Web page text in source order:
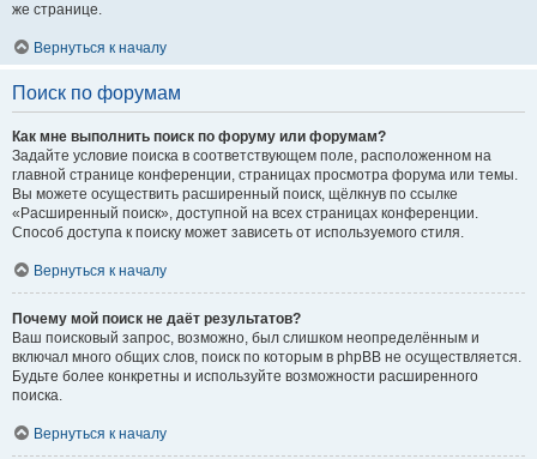
же странице.
Вернуться к началу
Поиск по форумам
Как мне выполнить поиск по форуму или форумам?
Задайте условие поиска в соответствующем поле, расположенном на
главной странице конференции, страницах просмотра форума или темы.
Вы можете осуществить расширенный поиск, щёлкнув по ссылке
«Расширенный поиск», доступной на всех страницах конференции.
Способ доступа к поиску может зависеть от используемого стиля.
Вернуться к началу
Почему мой поиск не даёт результатов?
Ваш поисковый запрос, возможно, был слишком неопределённым и
включал много общих слов, поиск по которым в phpBB не осуществляется.
Будьте более конкретны и используйте возможности расширенного
поиска.
Вернуться к началу